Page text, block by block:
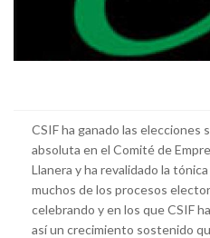
CSIF ha ganado las elecciones
absoluta en el Comité de
Llanera y ha revalidado la
muchos de los procesos
celebrando y en los que CSIF
así un crecimiento sostenido